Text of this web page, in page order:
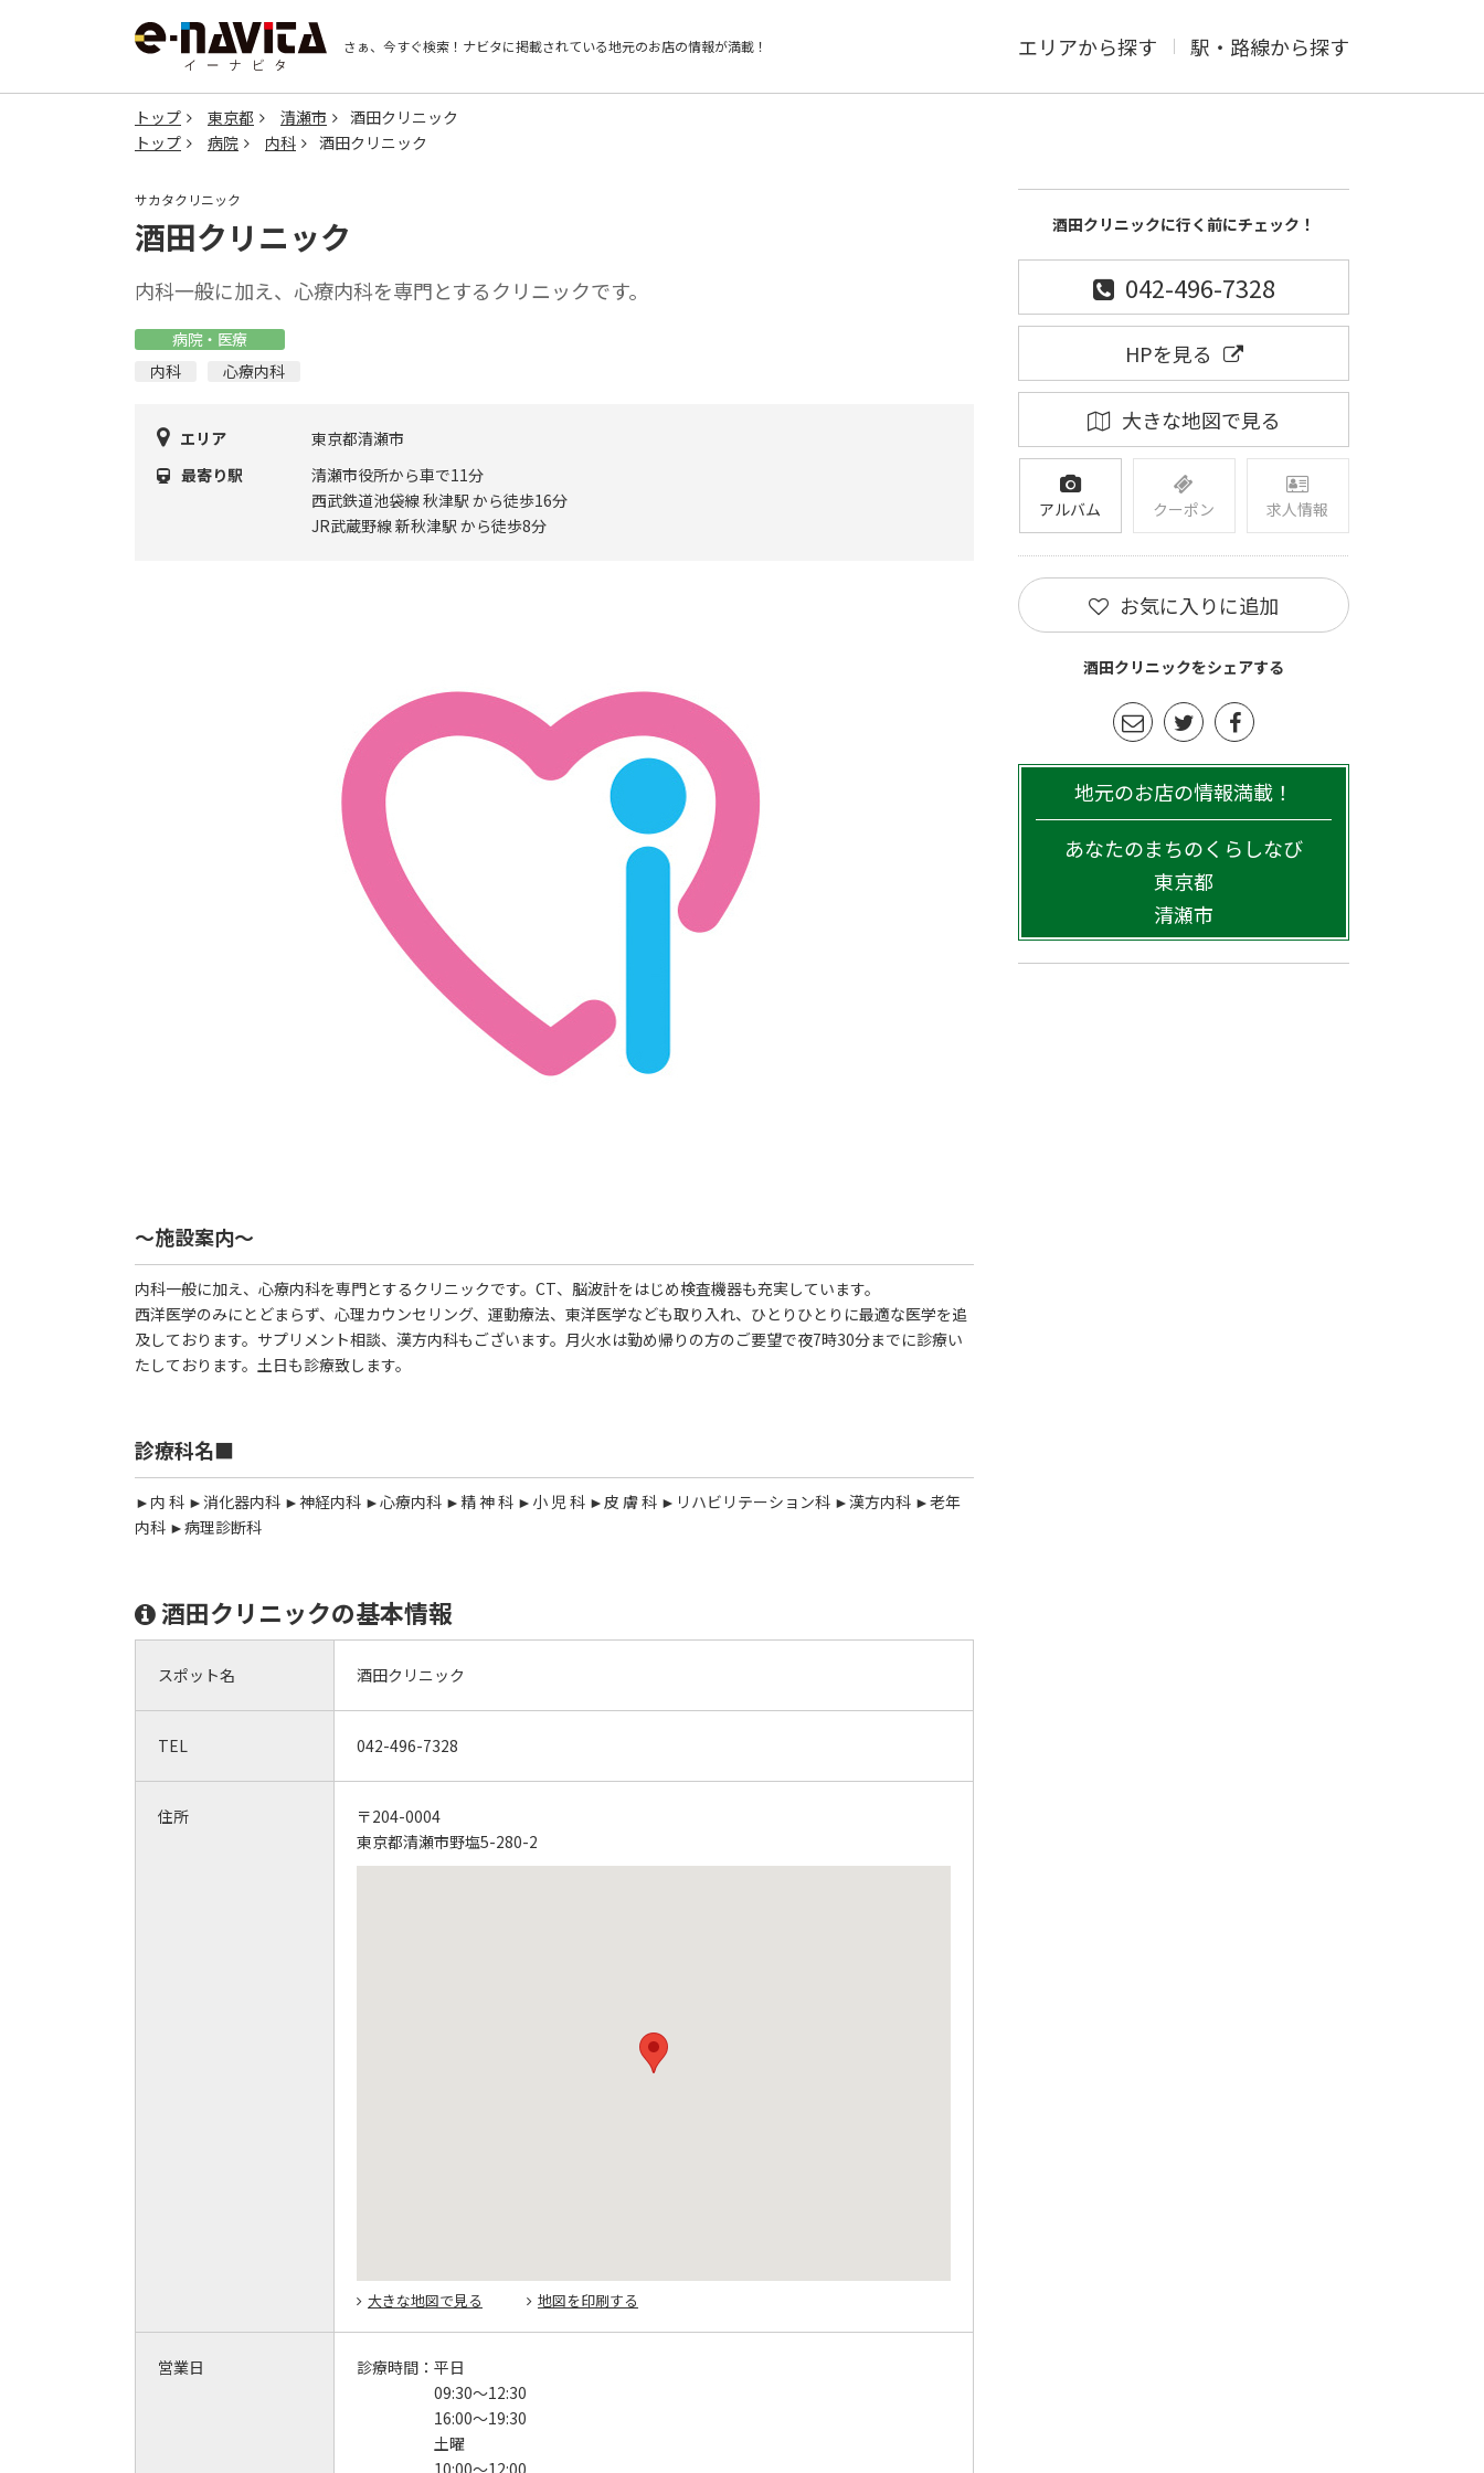
さぁ、今すぐ検索！ ナビタに掲載されている地元のお店の情報が満載！ エリアから探す 駅・路線から探す
トップ 東京都 清瀬市
酒田クリニック
トップ
病院 内科 酒田クリニック
サカタクリニック
酒田クリニック
内科一般に加え、心療内科を専門とするクリニックです。
病院・医療
内科
心療内科
エリア
東京都清瀬市
最寄り駅
清瀬市役所から車で11分
西武鉄道池袋線 秋津駅 から徒歩16分
JR武蔵野線 新秋津駅 から徒歩8分
～施設案内～
内科一般に加え、心療内科を専門とするクリニックです。CT、脳波計をはじめ検査機器も充実しています。
西洋医学のみにとどまらず、心理カウンセリング、運動療法、東洋医学なども取り入れ、ひとりひとりに最適な医学を追
及しております。サプリメント相談、漢方内科もございます。月火水は勤め帰りの方のご要望で夜7時30分までに診療い
たしております。土日も診療致します。
診療科名■
►内 科 ►消化器内科 ►神経内科 ►心療内科 ►精 神 科 ►小 児 科 ►皮 膚 科 ►リハビリテーション科 ►漢方内科 ►老年
内科 ►病理診断科
酒田クリニックの基本情報
スポット名 酒田クリニック
TEL 042-496-7328
住所
〒204-0004
東京都清瀬市野塩5-280-2
大きな地図で見る 地図を印刷する
営業日 診療時間： 平日
09:30～12:30
16:00～19:30
土曜
10:00～12:00
酒田クリニックに行く前にチェック！
042-496-7328
HPを見る
大きな地図で見る
アルバム クーポン 求人情報
お気に入りに追加
酒田クリニックをシェアする
地元のお店の情報満載！
あなたのまちのくらしなび
東京都
清瀬市